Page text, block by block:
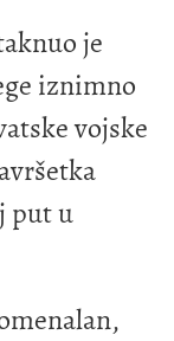
je
iznimno
vojske
put u